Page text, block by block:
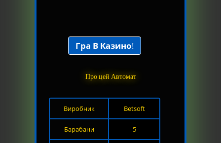
Гра В Казино!
Про цей Автомат
Виробник Betsoft
Барабани 5